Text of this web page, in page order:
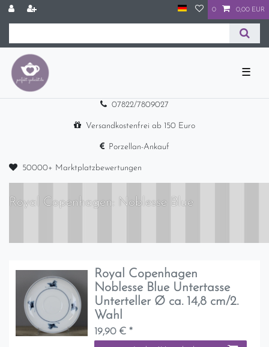
0 0,00 EUR
☰
07822/7809027
Versandkostenfrei ab 150 Euro
Porzellan-Ankauf
50000+ Marktplatzbewertungen
Royal Copenhagen: Noblesse Blue
Royal Copenhagen
Noblesse Blue Untertasse
Unterteller Ø ca. 14,8 cm/2.
Wahl
19,90 € *